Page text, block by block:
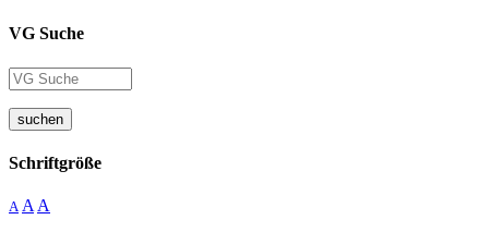
VG Suche
suchen
Schriftgröße
A A A